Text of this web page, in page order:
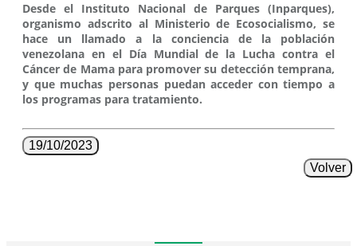
Desde el Instituto Nacional de Parques (Inparques),
organismo adscrito al Ministerio de Ecosocialismo, se
hace un llamado a la conciencia de la población
venezolana en el Día Mundial de la Lucha contra el
Cáncer de Mama para promover su detección temprana,
y que muchas personas puedan acceder con tiempo a
los programas para tratamiento.
19/10/2023
Volver